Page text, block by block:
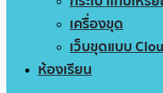
เครื่องขุด
เว็บขุดแบบ
ห้องเรียน